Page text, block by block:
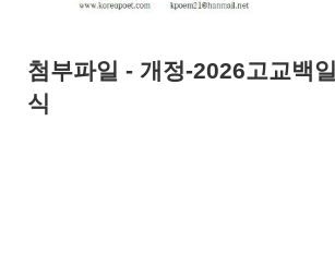
첨부파일 - 개정-2026고교백
식